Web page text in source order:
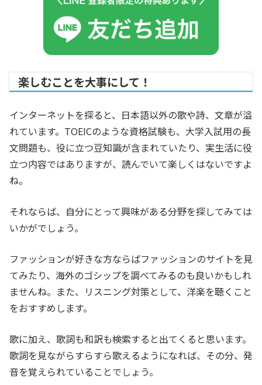
楽しむことを大事にして！
インターネットを探ると、日本語以外の歌や詩、文章が溢
れています。TOEICのような資格試験も、大学入試用の長
文問題も、役に立つ豆知識が含まれていたり、実生活に役
立つ内容ではありますが、読んでいて楽しくはないですよ
ね。
それならば、自分にとって興味がある分野を探してみては
いかがでしょう。
ファッションが好きな方ならばファッションのサイトを見
てみたり、海外のゴシップを調べてみるのも良いかもしれ
ませんね。また、リスニング対策として、洋楽を聴くこと
をおすすめします。
歌に加え、歌詞も和訳も検索すると出てくると思います。
歌詞を見ながらすらすら歌えるようになれば、その分、発
音を覚えられていることでしょう。